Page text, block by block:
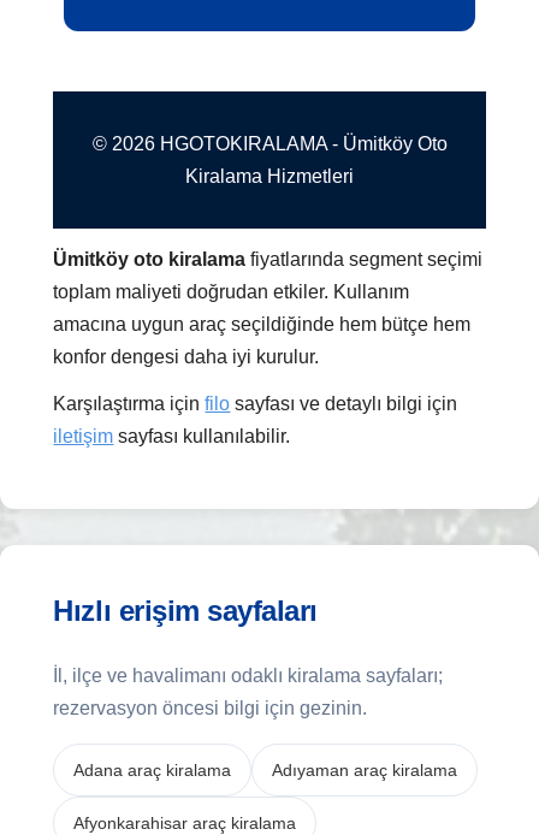
© 2026 HGOTOKIRALAMA - Ümitköy Oto
Kiralama Hizmetleri
Ümitköy oto kiralama fiyatlarında segment seçimi
toplam maliyeti doğrudan etkiler. Kullanım
amacına uygun araç seçildiğinde hem bütçe hem
konfor dengesi daha iyi kurulur.
Karşılaştırma içinfilo sayfası ve detaylı bilgi için
iletişim sayfası kullanılabilir.
Hızlı erişim sayfaları
İl, ilçe ve havalimanı odaklı kiralama sayfaları;
rezervasyon öncesi bilgi için gezinin.
Adana araç kiralama Adıyaman araç kiralama
Afyonkarahisar araç kiralama